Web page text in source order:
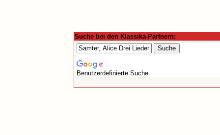
Suche bei den Klassika-Partnern:
Benutzerdefinierte Suche